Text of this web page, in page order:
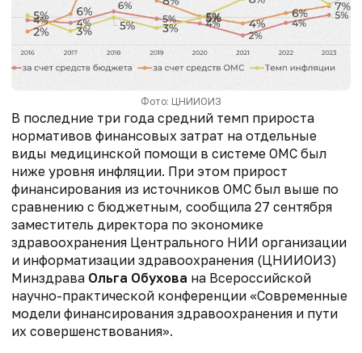
Фото: ЦНИИОИЗ
В последние три года средний темп прироста
нормативов финансовых затрат на отдельные
виды медицинской помощи в системе ОМС был
ниже уровня инфляции. При этом прирост
финансирования из источников ОМС был выше по
сравнению с бюджетным, сообщила 27 сентября
заместитель директора по экономике
здравоохранения Центрального НИИ организации
и информатизации здравоохранения (ЦНИИОИЗ)
Минздрава Ольга Обухова на Всероссийской
научно-практической конференции «Современные
модели финансирования здравоохранения и пути
их совершенствования».